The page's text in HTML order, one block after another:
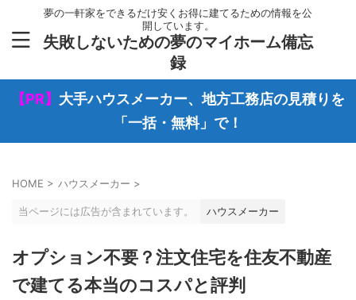
夢の一軒家をできるだけ安くお得に建てるための情報を公
開しています。
失敗しないための夢のマイホーム備忘
録
【PR】 大手ハウスメーカー、地方工務店の見積りを
「一括・無料」で！
HOME > ハウスメーカー >
当ページには広告が含まれています。 ハウスメーカー
オプション不要？注文住宅を住友不動産
で建てる本当のコスパと評判